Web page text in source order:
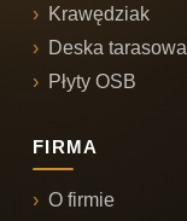
Krawędziak
Deska tarasowa
Płyty OSB
FIRMA
O firmie